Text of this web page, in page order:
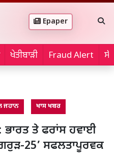
Epaper
ਖੇਤੀਬਾੜੀ Fraud Alert
ਜਹਾਨ ਖਾਸ ਖਬਰ
ਤੇ ਫਰਾਂਸ ਹਵਾਈ
25’ ਸਫਲਤਾਪੂਰਵਕ